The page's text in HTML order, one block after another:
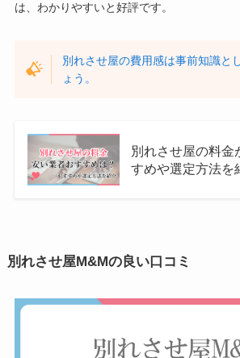
は、わかりやすいと好評です。
別れさせ屋の費用感は事前知識と
ょう。
別れさせ屋の料金
すめや選定方法を
別れさせ屋M&Mの良い口コミ